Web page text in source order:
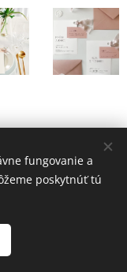
fungovanie a
poskytnúť tú